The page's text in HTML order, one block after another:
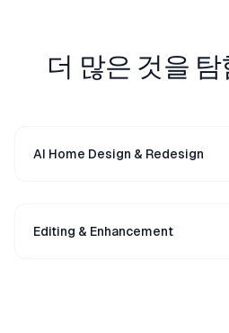
더 많은 것을
AI Home Design & Redesign
Editing & Enhancement